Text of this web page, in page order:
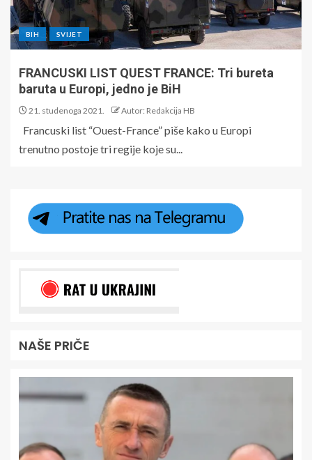
BIH SVIJET
FRANCUSKI LIST QUEST FRANCE: Tri bureta
baruta u Europi, jedno je BiH
21. studenoga 2021. Autor: Redakcija HB
Francuski list “Ouest-France” piše kako u Europi
trenutno postoje tri regije koje su...
NAŠE PRIČE